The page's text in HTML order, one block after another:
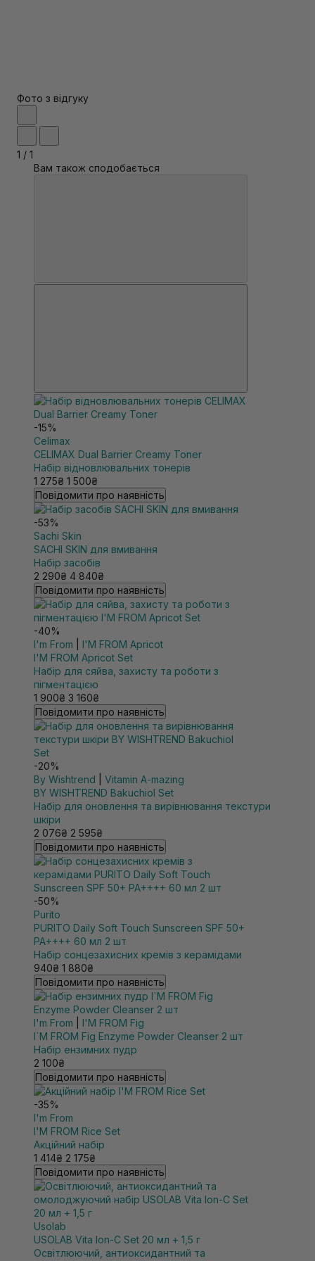
Фото з відгуку
1 / 1
Вам також сподобається
-15%
Celimax
CELIMAX Dual Barrier Creamy Toner
Набір відновлювальних тонерів
1 275₴ 1 500₴
Повідомити про наявність
-53%
Sachi Skin
SACHI SKIN для вмивання
Набір засобів
2 290₴ 4 840₴
Повідомити про наявність
-40%
I'm From
I'M FROM Apricot
I'M FROM Apricot Set
Набір для сяйва, захисту та роботи з
пігментацією
1 900₴ 3 160₴
Повідомити про наявність
-20%
By Wishtrend
Vitamin A-mazing
BY WISHTREND Bakuchiol Set
Набір для оновлення та вирівнювання текстури
шкіри
2 076₴ 2 595₴
Повідомити про наявність
-50%
Purito
PURITO Daily Soft Touch Sunscreen SPF 50+
PA++++ 60 мл 2 шт
Набір сонцезахисних кремів з керамідами
940₴ 1 880₴
Повідомити про наявність
I'm From
I'M FROM Fig
I`M FROM Fig Enzyme Powder Cleanser 2 шт
Набір ензимних пудр
2 100₴
Повідомити про наявність
-35%
I'm From
I'M FROM Rice Set
Акційний набір
1 414₴ 2 175₴
Повідомити про наявність
Usolab
USOLAB Vita Ion-C Set 20 мл + 1,5 г
Освітлюючий, антиоксидантний та